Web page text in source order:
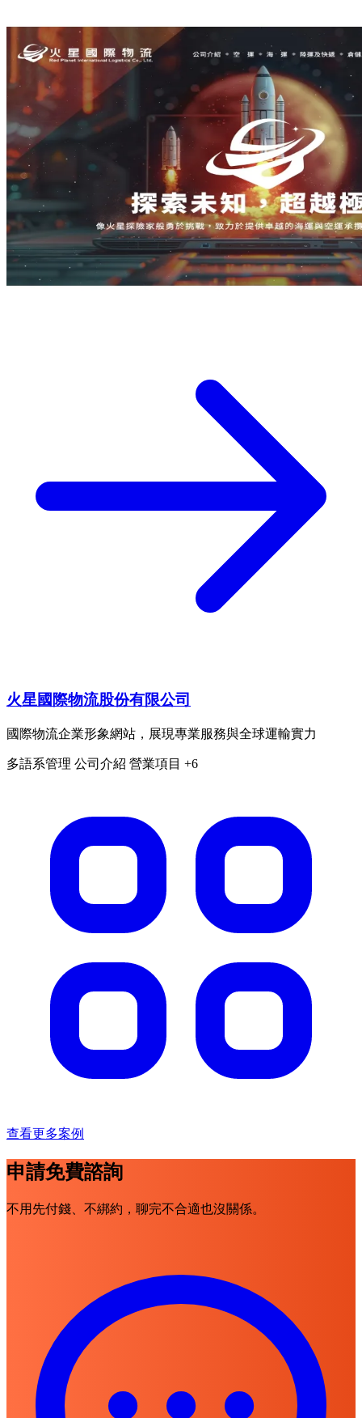
火星國際物流股份有限公司
國際物流企業形象網站，展現專業服務與全球運輸實力
多語系管理 公司介紹 營業項目 +6
查看更多案例
申請免費諮詢
不用先付錢、不綁約，聊完不合適也沒關係。